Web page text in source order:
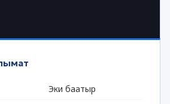
Эки баатыр